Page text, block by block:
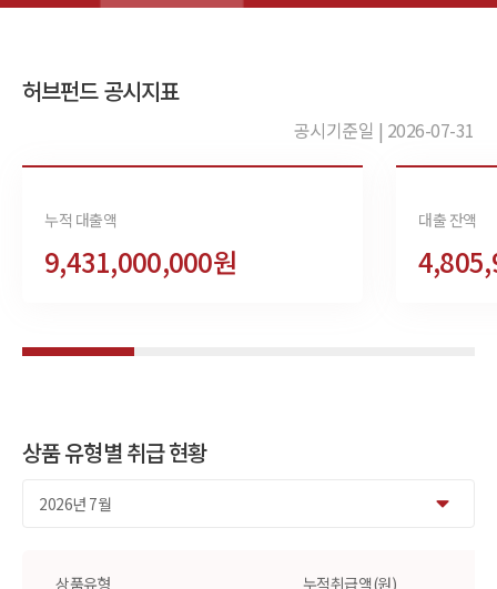
허브펀드 공시지표
공시기준일 | 2026-07-31
누적 대출액
9,431,000,000원
대출 잔액
상품 유형별 취급 현황
상품유형 누적취급액(원)